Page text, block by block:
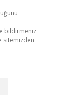
bildirmeniz
sitemizden